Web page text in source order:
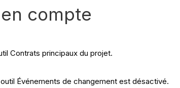
compte
Contrats principaux du projet.
Événements de changement est désactivé.